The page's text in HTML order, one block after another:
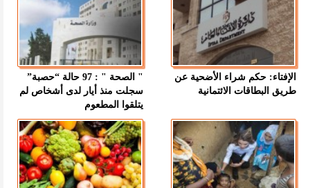
الإفتاء: حكم شراء الأضحية عن
طريق البطاقات الائتمانية
" الصحة " : 97 حالة “حصبة”
سجلت منذ أيار لدى أشخاص لم
يتلقوا المطعوم